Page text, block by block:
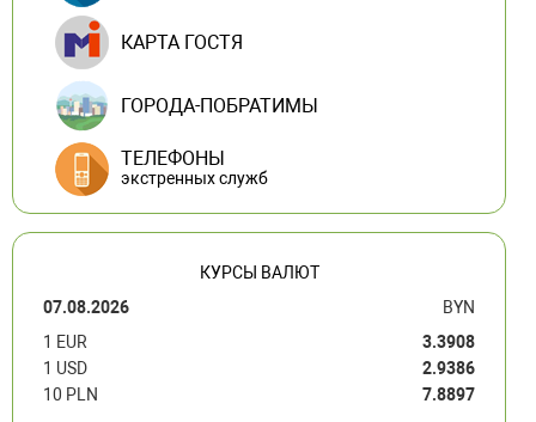
КАРТА ГОСТЯ
ГОРОДА-ПОБРАТИМЫ
ТЕЛЕФОНЫ
экстренных служб
КУРСЫ ВАЛЮТ
07.08.2026
BYN
1 EUR
3.3908
1 USD
2.9386
10 PLN
7.8897